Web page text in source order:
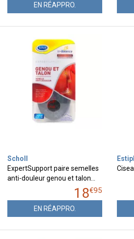
EN RÉAPPRO.
Scholl
ExpertSupport paire semelles
anti-douleur genou et talon…
18€95
EN RÉAPPRO.